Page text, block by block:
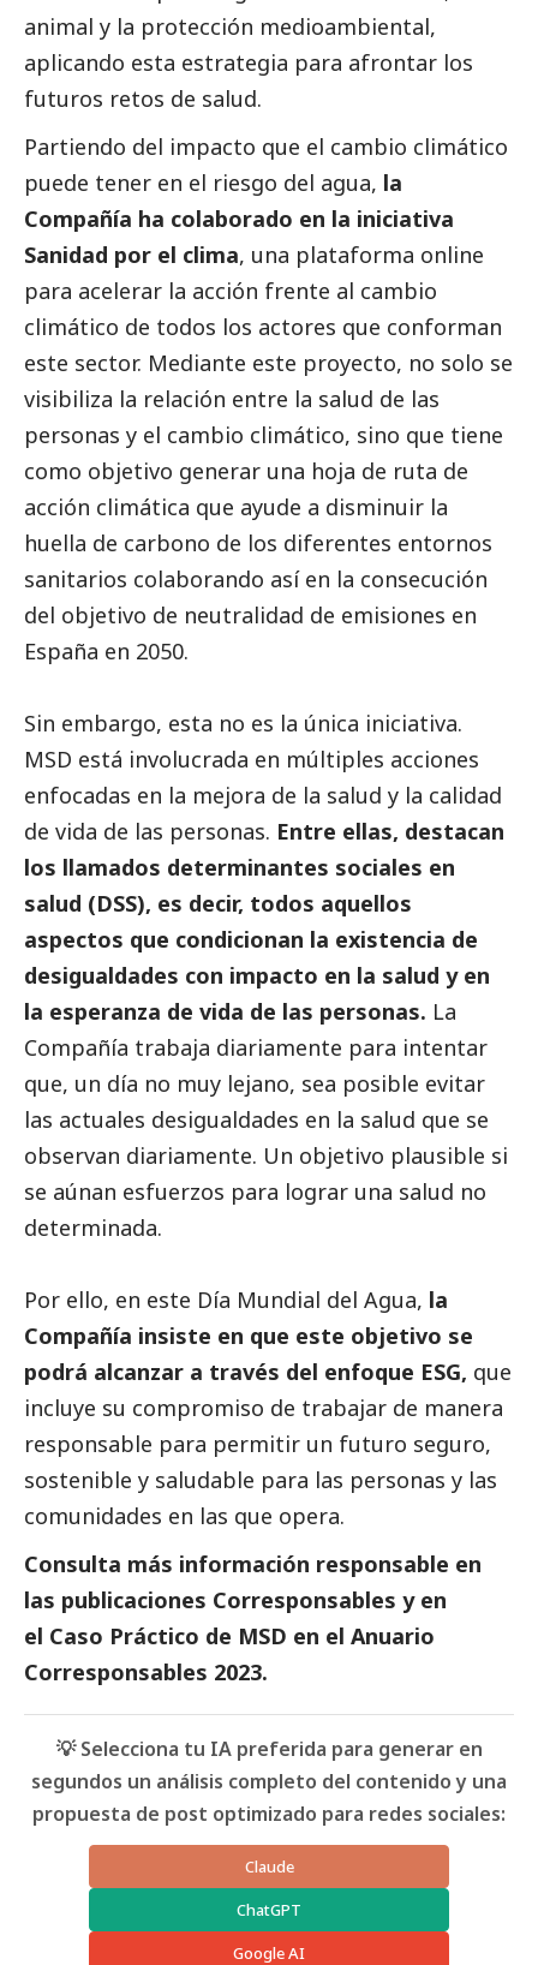
animal y la protección medioambiental,
aplicando esta estrategia para afrontar los
futuros retos de salud.
Partiendo del impacto que el cambio climático
puede tener en el riesgo del agua, la
Compañía ha colaborado en la iniciativa
Sanidad por el clima, una plataforma online
para acelerar la acción frente al cambio
climático de todos los actores que conforman
este sector. Mediante este proyecto, no solo se
visibiliza la relación entre la salud de las
personas y el cambio climático, sino que tiene
como objetivo generar una hoja de ruta de
acción climática que ayude a disminuir la
huella de carbono de los diferentes entornos
sanitarios colaborando así en la consecución
del objetivo de neutralidad de emisiones en
España en 2050.
Sin embargo, esta no es la única iniciativa.
MSD está involucrada en múltiples acciones
enfocadas en la mejora de la salud y la calidad
de vida de las personas. Entre ellas, destacan
los llamados determinantes sociales en
salud (DSS), es decir, todos aquellos
aspectos que condicionan la existencia de
desigualdades con impacto en la salud y en
la esperanza de vida de las personas. La
Compañía trabaja diariamente para intentar
que, un día no muy lejano, sea posible evitar
las actuales desigualdades en la salud que se
observan diariamente. Un objetivo plausible si
se aúnan esfuerzos para lograr una salud no
determinada.
Por ello, en este Día Mundial del Agua, la
Compañía insiste en que este objetivo se
podrá alcanzar a través del enfoque ESG, que
incluye su compromiso de trabajar de manera
responsable para permitir un futuro seguro,
sostenible y saludable para las personas y las
comunidades en las que opera.
Consulta más información responsable en
las publicaciones Corresponsables y en
el Caso Práctico de MSD en el Anuario
Corresponsables 2023.
💡 Selecciona tu IA preferida para generar en
segundos un análisis completo del contenido y una
propuesta de post optimizado para redes sociales:
Claude
ChatGPT
Google AI